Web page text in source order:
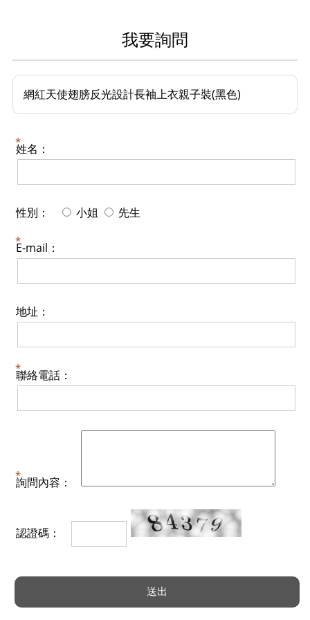
我要詢問
網紅天使翅膀反光設計長袖上衣親子裝(黑色)
姓名：
性別： 小姐 先生
E-mail：
地址：
聯絡電話：
詢問內容：
認證碼：